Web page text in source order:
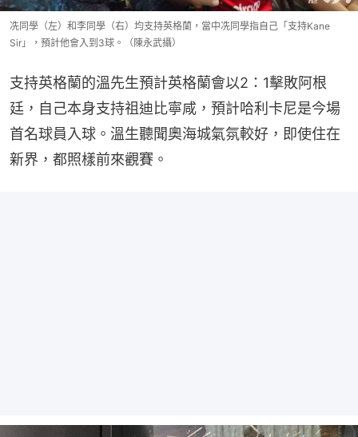
冼同學（左）和李同學（右）均支持英格蘭，當中冼同學指自己「支持Kane
Sir」，預計他會入到3球。（陳永武攝）
支持英格蘭的溫先生預計英格蘭會以2：1擊敗阿根
廷，自己本身支持祖迪比寧咸，預計哈利卡尼是今場
首名球員入球。溫生聽聞奧海城氣氛較好，即使住在
新界，都照樣前來觀賽。